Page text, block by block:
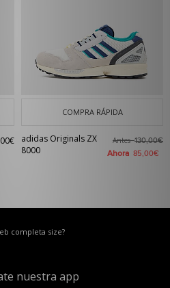
COMPRA RÁPIDA
adidas Originals ZX
8000
Antes130,00€
Ahora 85,00€
completa size?
nuestra app